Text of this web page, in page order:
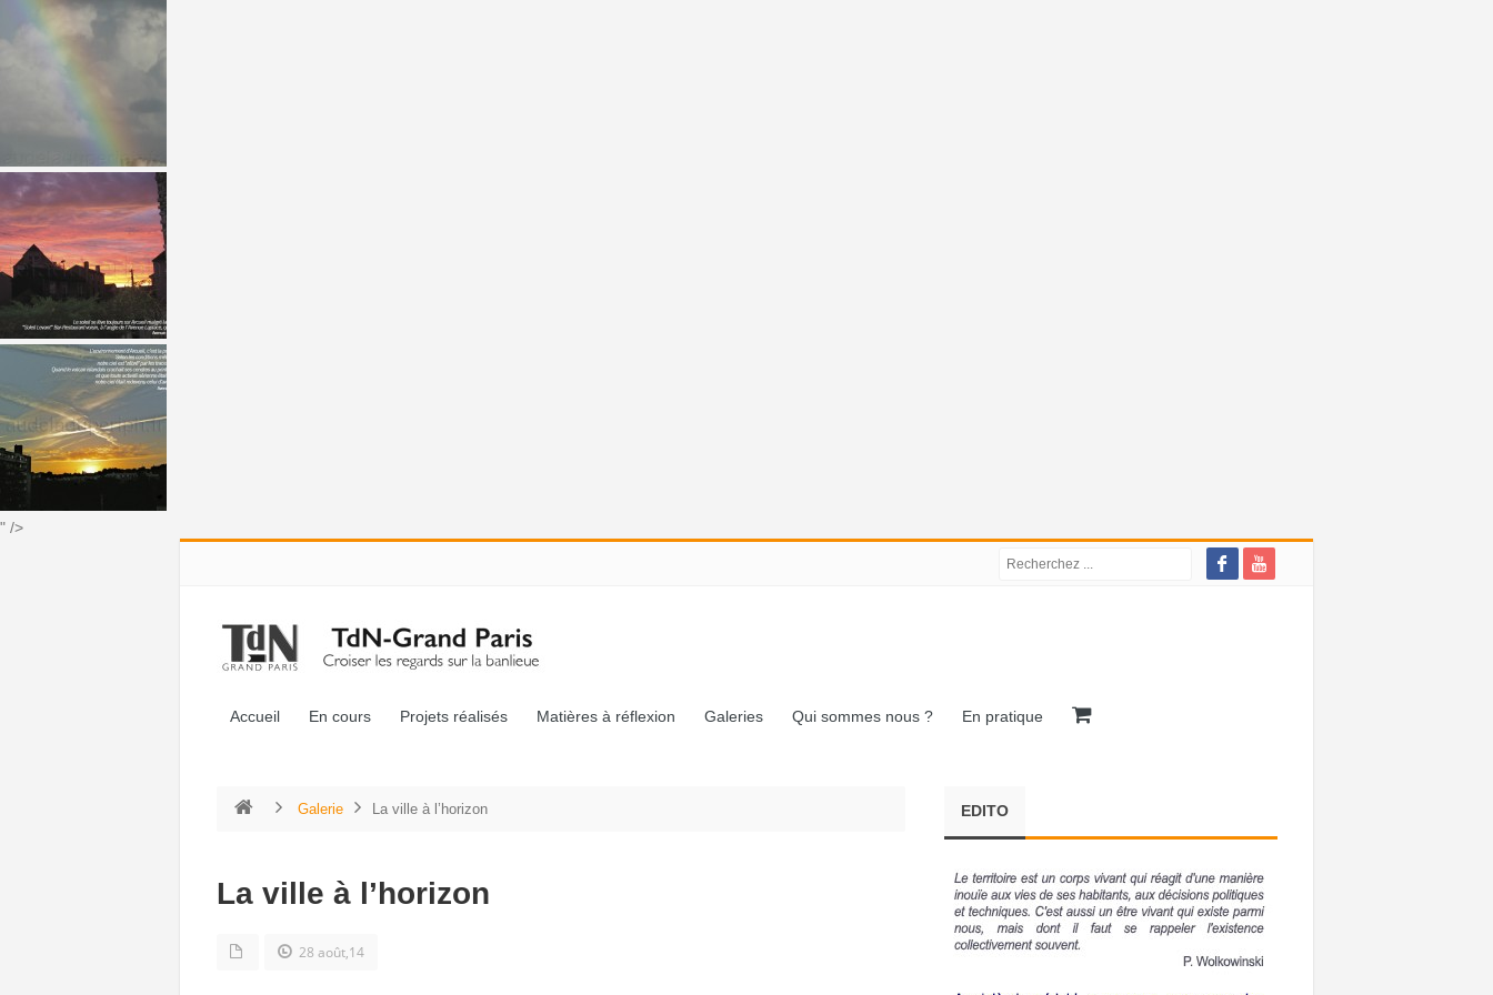
" />
Accueil En cours Projets réalisés Matières à réflexion Galeries Qui sommes nous ? En pratique
Galerie La ville à l’horizon
La ville à l’horizon
28 août,14
EDITO